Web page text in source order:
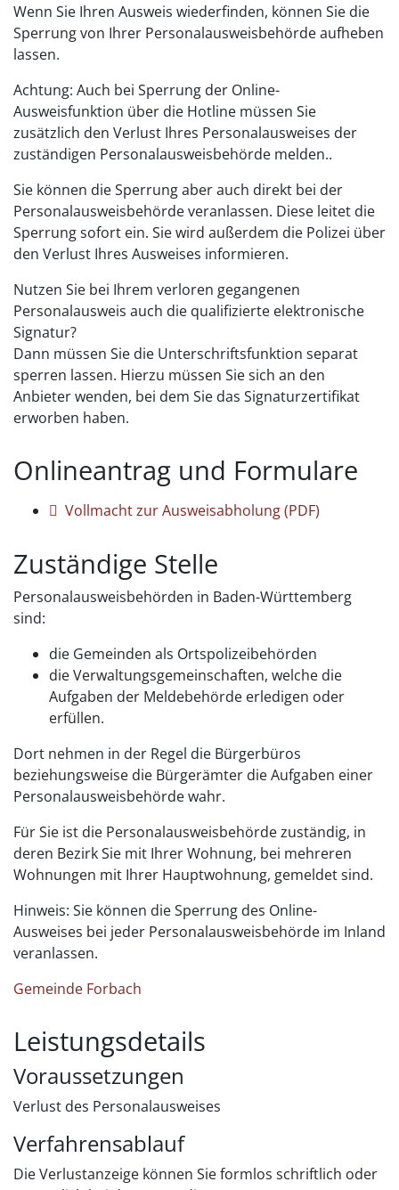
Wenn Sie Ihren Ausweis wiederfinden, können Sie die
Sperrung von Ihrer Personalausweisbehörde aufheben
lassen.
Achtung: Auch bei Sperrung der Online-
Ausweisfunktion über die Hotline müssen Sie
zusätzlich den Verlust Ihres Personalausweises der
zuständigen Personalausweisbehörde melden..
Sie können die Sperrung aber auch direkt bei der
Personalausweisbehörde veranlassen. Diese leitet die
Sperrung sofort ein. Sie wird außerdem die Polizei über
den Verlust Ihres Ausweises informieren.
Nutzen Sie bei Ihrem verloren gegangenen
Personalausweis auch die qualifizierte elektronische
Signatur?
Dann müssen Sie die Unterschriftsfunktion separat
sperren lassen. Hierzu müssen Sie sich an den
Anbieter wenden, bei dem Sie das Signaturzertifikat
erworben haben.
Onlineantrag und Formulare
Vollmacht zur Ausweisabholung (PDF)
Zuständige Stelle
Personalausweisbehörden in Baden-Württemberg
sind:
die Gemeinden als Ortspolizeibehörden
die Verwaltungsgemeinschaften, welche die
Aufgaben der Meldebehörde erledigen oder
erfüllen.
Dort nehmen in der Regel die Bürgerbüros
beziehungsweise die Bürgerämter die Aufgaben einer
Personalausweisbehörde wahr.
Für Sie ist die Personalausweisbehörde zuständig, in
deren Bezirk Sie mit Ihrer Wohnung, bei mehreren
Wohnungen mit Ihrer Hauptwohnung, gemeldet sind.
Hinweis: Sie können die Sperrung des Online-
Ausweises bei jeder Personalausweisbehörde im Inland
veranlassen.
Gemeinde Forbach
Leistungsdetails
Voraussetzungen
Verlust des Personalausweises
Verfahrensablauf
Die Verlustanzeige können Sie formlos schriftlich oder